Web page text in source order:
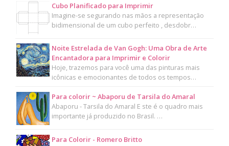
Cubo Planificado para Imprimir
Imagine-se segurando nas mãos a representação
bidimensional de um cubo perfeito , desdobr…
Noite Estrelada de Van Gogh: Uma Obra de Arte
Encantadora para Imprimir e Colorir
Hoje, trazemos para você uma das pinturas mais
icônicas e emocionantes de todos os tempos…
Para colorir ~ Abaporu de Tarsila do Amaral
Abaporu - Tarsila do Amaral E ste é o quadro mais
importante já produzido no Brasil. …
Para Colorir - Romero Britto